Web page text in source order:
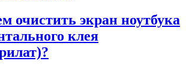
очистить экран ноутбука
клея